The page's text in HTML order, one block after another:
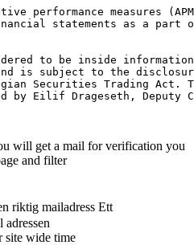
performance measures
statements as a part
to be inside
is subject to the
Securities Trading Act.
by Eilif Drageseth, Deputy
will get a mail for verification you
and filter
riktig mailadress Ett
site wide time